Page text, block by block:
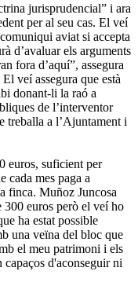
jurisprudencial” i ara
per al seu cas. El veí
aviat si accepta
d’avaluar els arguments
fora d’aquí”, assegura
El veí assegura que està
donant-li la raó a
de l’interventor
treballa a l’Ajuntament i
euros, suficient per
cada mes paga a
finca. Muñoz Juncosa
300 euros però el veí ho
ha estat possible
una veïna del bloc que
el meu patrimoni i els
capaços d'aconseguir ni